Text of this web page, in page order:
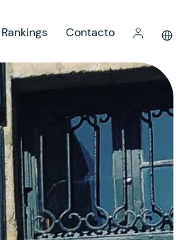
Rankings Contacto